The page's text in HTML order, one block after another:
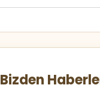
Bizden